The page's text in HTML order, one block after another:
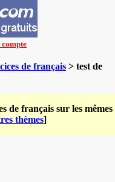
de français > test de
de français sur les mêmes
thèmes]